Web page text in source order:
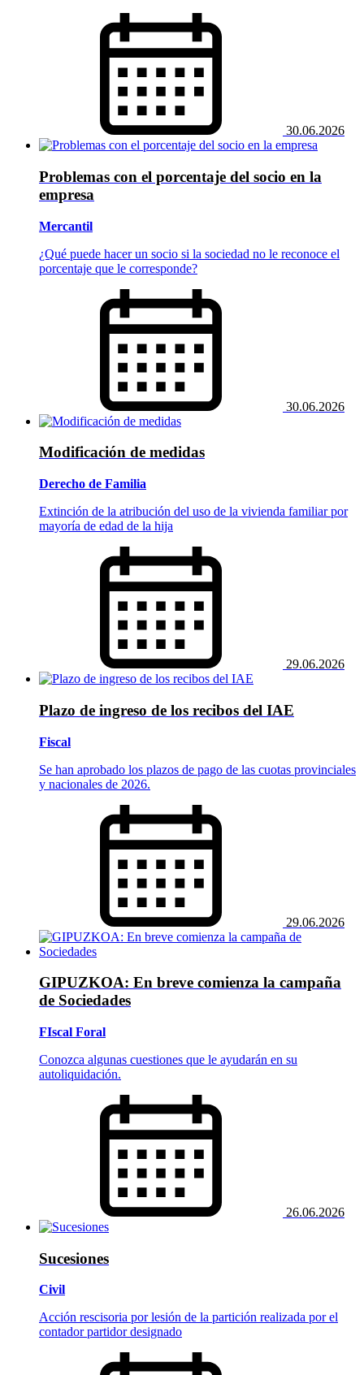
30.06.2026
Problemas con el porcentaje del socio en la
empresa
Mercantil
¿Qué puede hacer un socio si la sociedad no le reconoce el
porcentaje que le corresponde?
30.06.2026
Modificación de medidas
Derecho de Familia
Extinción de la atribución del uso de la vivienda familiar por
mayoría de edad de la hija
29.06.2026
Plazo de ingreso de los recibos del IAE
Fiscal
Se han aprobado los plazos de pago de las cuotas provinciales
y nacionales de 2026.
29.06.2026
GIPUZKOA: En breve comienza la campaña
de Sociedades
FIscal Foral
Conozca algunas cuestiones que le ayudarán en su
autoliquidación.
26.06.2026
Sucesiones
Civil
Acción rescisoria por lesión de la partición realizada por el
contador partidor designado